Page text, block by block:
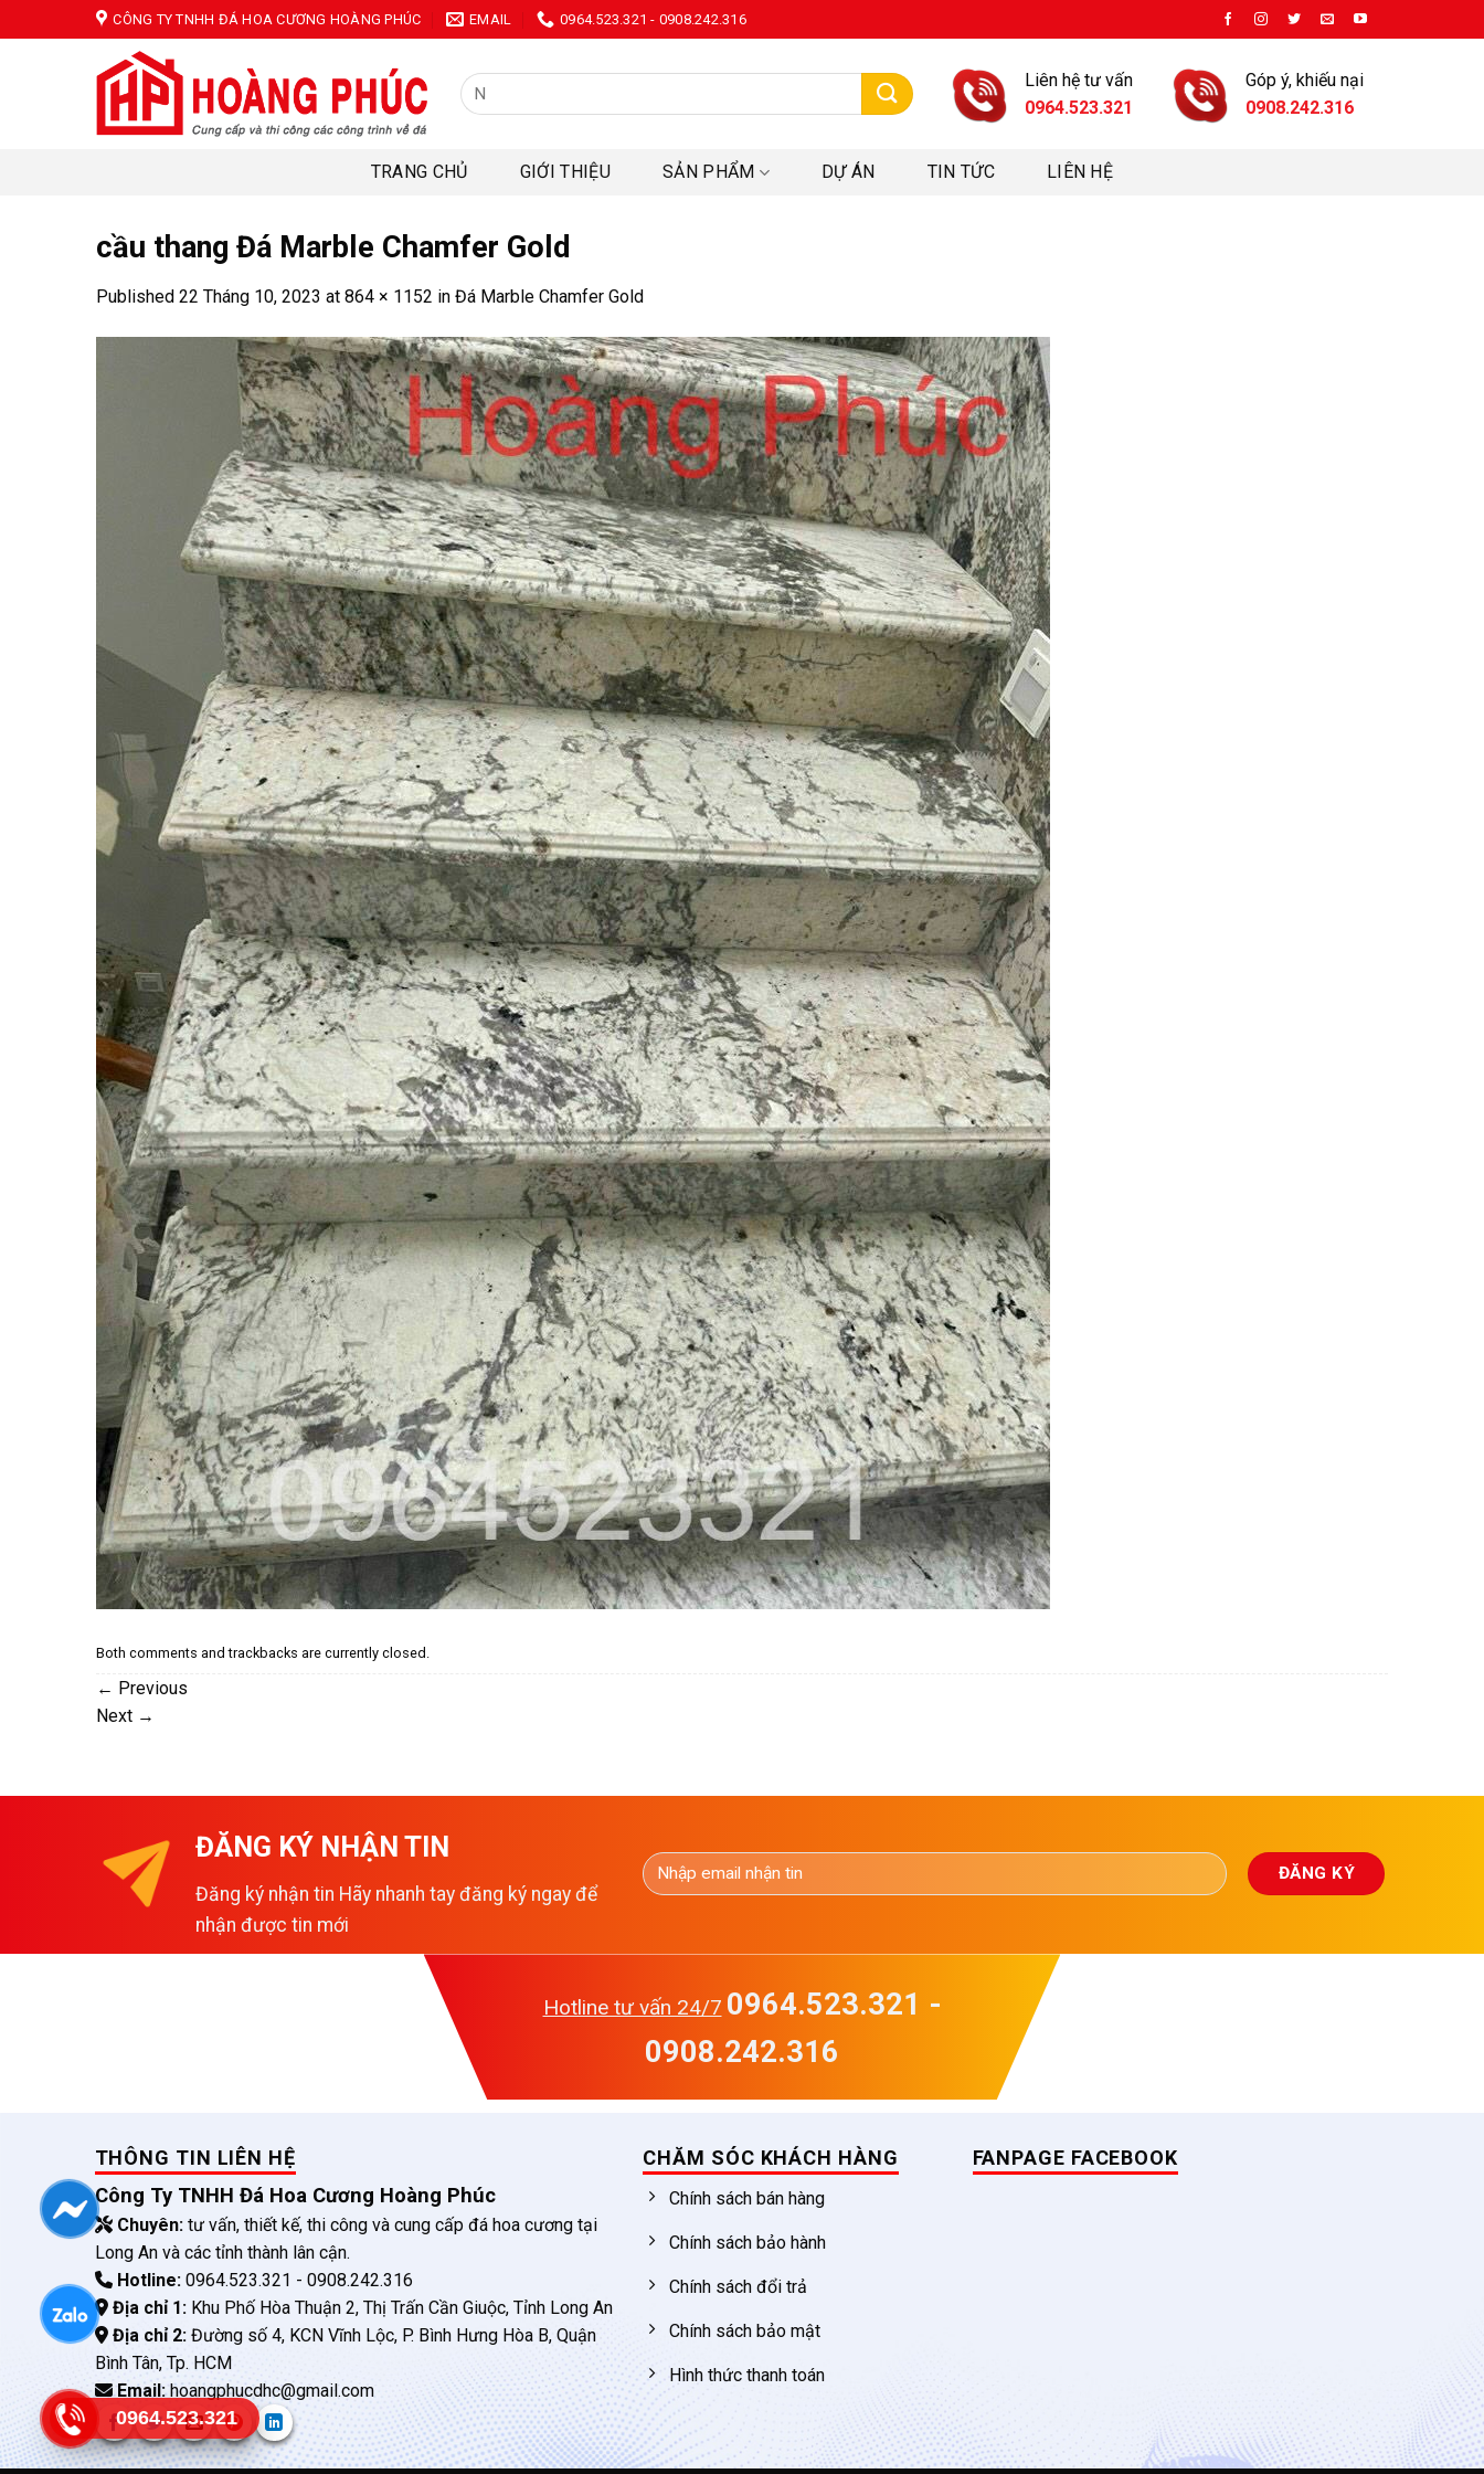
to
CÔNG TY TNHH ĐÁ HOA CƯƠNG HOÀNG PHÚC EMAIL 0964.523.321 - 0908.242.316
Tìm
kiếm:
Liên hệ tư vấn
0964.523.321
Góp ý, khiếu nại
0908.242.316
TRANG CHỦ GIỚI THIỆU SẢN PHẨM DỰ ÁN TIN TỨC LIÊN HỆ
cầu thang Đá Marble Chamfer Gold
Published 22 Tháng 10, 2023 at 864 × 1152 in Đá Marble Chamfer Gold
Both comments and trackbacks are currently closed.
← Previous
Next →
ĐĂNG KÝ NHẬN TIN
Đăng ký nhận tin Hãy nhanh tay đăng ký ngay để
nhận được tin mới
Hotline tư vấn 24/7 0964.523.321 -
0908.242.316
THÔNG TIN LIÊN HỆ
Công Ty TNHH Đá Hoa Cương Hoàng Phúc
Chuyên:tư vấn, thiết kế, thi công và cung cấp đá hoa cương tại
Long An và các tỉnh thành lân cận.
Hotline:0964.523.321 - 0908.242.316
Địa chỉ 1:Khu Phố Hòa Thuận 2, Thị Trấn Cần Giuộc, Tỉnh Long An
Địa chỉ 2:Đường số 4, KCN Vĩnh Lộc, P. Bình Hưng Hòa B, Quận
Bình Tân, Tp. HCM
Email:hoangphucdhc@gmail.com
CHĂM SÓC KHÁCH HÀNG
Chính sách bán hàng
Chính sách bảo hành
Chính sách đổi trả
Chính sách bảo mật
Hình thức thanh toán
FANPAGE FACEBOOK
0964.523.321